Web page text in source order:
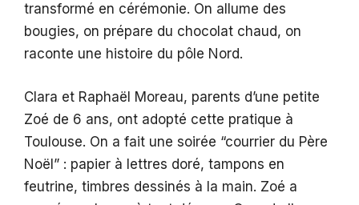
transformé en cérémonie. On allume des
bougies, on prépare du chocolat chaud, on
raconte une histoire du pôle Nord.
Clara et Raphaël Moreau, parents d’une petite
Zoé de 6 ans, ont adopté cette pratique à
Toulouse. On a fait une soirée “courrier du Père
Noël” : papier à lettres doré, tampons en
feutrine, timbres dessinés à la main. Zoé a